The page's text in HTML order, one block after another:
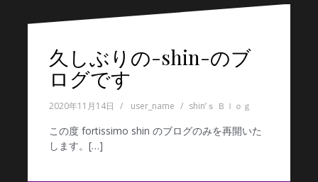
久しぶりの-shin-のブ
ログです
2020年11月14日 user_name shin’ｓ Ｂｌｏｇ
この度 fortissimo shin のブログのみを再開いた
します。[…]